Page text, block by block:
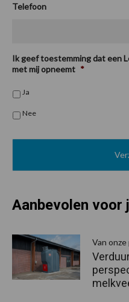
Telefoon
Ik geef toestemming dat een
met mij opneemt *
Ja
Nee
Aanbevolen voor
Van